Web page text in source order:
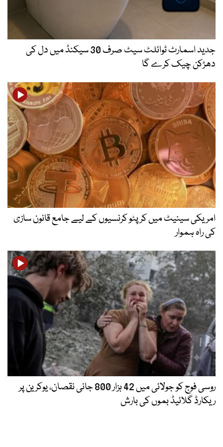
جدید اسمارٹ ٹوائلٹ سیٹ صرف 30 سیکنڈ میں دل کی
دھڑکن چیک کرے گا
امریکی سینیٹ میں کرپٹو کرنسیوں کے لیے جامع قانون سازی
کی راہ ہموار
روسی فوج کو جولائی میں 42 ہزار 800 جانی نقصان، یوکرین پر
ریکارڈ گلائیڈ بموں کی بارش